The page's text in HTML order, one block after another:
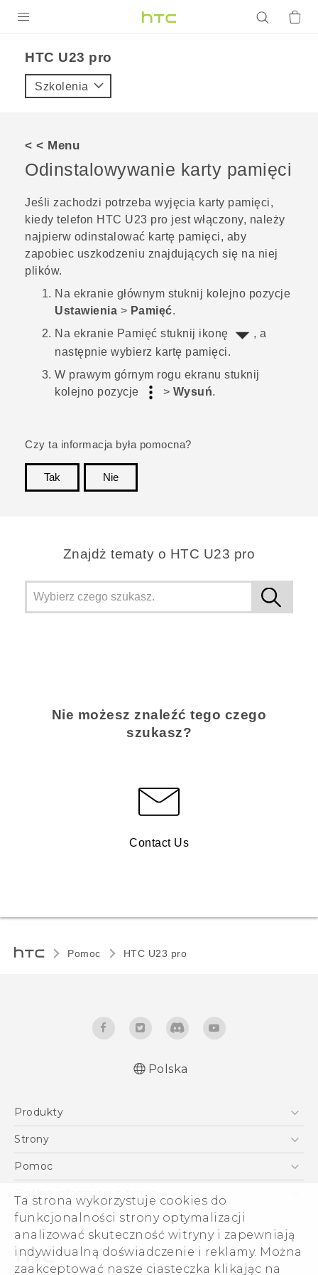
Ta strona wykorzystuje cookies do
funkcjonalności strony optymalizacji
analizować skuteczność witryny i zapewniają
indywidualną doświadczenie i reklamy. Można
zaakceptować nasze ciasteczka klikając na
VIVE
POMOC TECHNICZNA
Urządzenia i akcesoria HTC
Zaloguj się
HTC U23 pro‎
Szkolenia
< < Menu
Odinstalowywanie karty pamięci
Jeśli zachodzi potrzeba wyjęcia karty pamięci,
kiedy telefon HTC U23 pro jest włączony, należy
najpierw odinstalować kartę pamięci, aby
zapobiec uszkodzeniu znajdujących się na niej
plików.
Na ekranie głównym stuknij kolejno pozycje
Ustawienia > Pamięć.
Na ekranie Pamięć stuknij ikonę
, a
następnie wybierz kartę pamięci.
W prawym górnym rogu ekranu stuknij
kolejno pozycje
> Wysuń.
Czy ta informacja była pomocna?
Tak
Nie
Znajdż tematy o HTC U23 pro
Nie możesz znaleźć tego czego
szukasz?
Contact Us
Pomoc HTC U23 pro‎
Instrukcje bezpieczeństwa i regulacje prawne
Polska
Produkty
Smartfony
VIVE
Akcesoria
Strony
HTC Vive
Pomoc
Pomoc E-commerce
Ogólne informacje o firmie
ESG
Informacje o firmie
Dla inwestorów (angielski)